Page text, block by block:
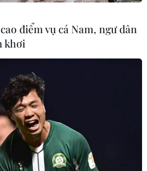
điểm vụ cá Nam, ngư dân
khơi